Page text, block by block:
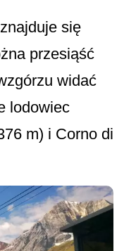
się
przesiąść
widać
lodowiec
m) i Corno di